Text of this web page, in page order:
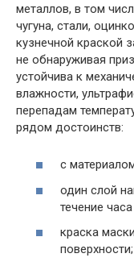
металлов, в том
чугуна, стали,
кузнечной краской
не обнаруживая
устойчива к
влажности,
перепадам
рядом достоинств:
с
один слой
течение
краска
поверхности;